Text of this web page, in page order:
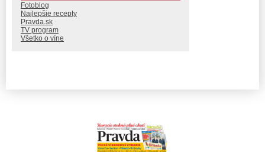
Fotoblog
Najlepšie recepty
Pravda.sk
TV program
Všetko o víne